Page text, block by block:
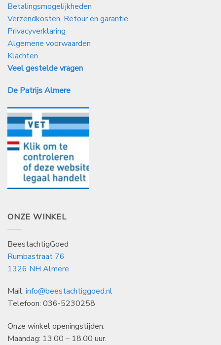
Betalingsmogelijkheden
Verzendkosten, Retour en garantie
Privacyverklaring
Algemene voorwaarden
Klachten
Veel gestelde vragen
De Patrijs Almere
ONZE WINKEL
BeestachtigGoed
Rumbastraat 76
1326 NH Almere
Mail: info@beestachtiggoed.nl
Telefoon: 036-5230258
Onze winkel openingstijden:
Maandag: 13.00 – 18.00 uur.